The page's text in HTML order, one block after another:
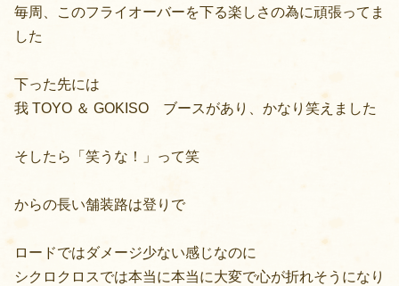
毎周、このフライオーバーを下る楽しさの為に頑張ってま
した
下った先には
我 TOYO ＆ GOKISO ブースがあり、かなり笑えました
そしたら「笑うな！」って笑
からの長い舗装路は登りで
ロードではダメージ少ない感じなのに
シクロクロスでは本当に本当に大変で心が折れそうになり